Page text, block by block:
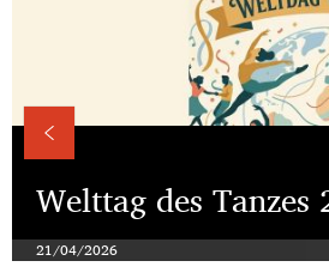
Welttag des Tanzes
21/04/2026